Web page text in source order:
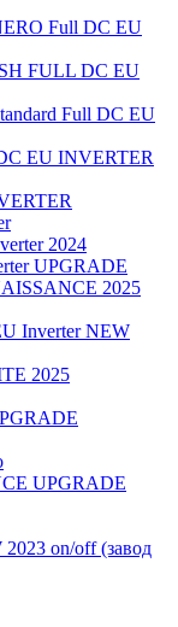
Full DC EU
FULL DC EU
Full DC EU
EU INVERTER
2024
UPGRADE
2025
Inverter NEW
2025
UPGRADE
on/off (завод